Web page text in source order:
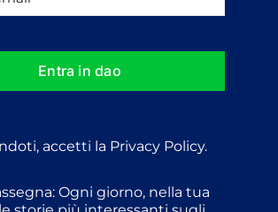
Entra in dao
accetti la Privacy Policy.
Ogni giorno, nella tua